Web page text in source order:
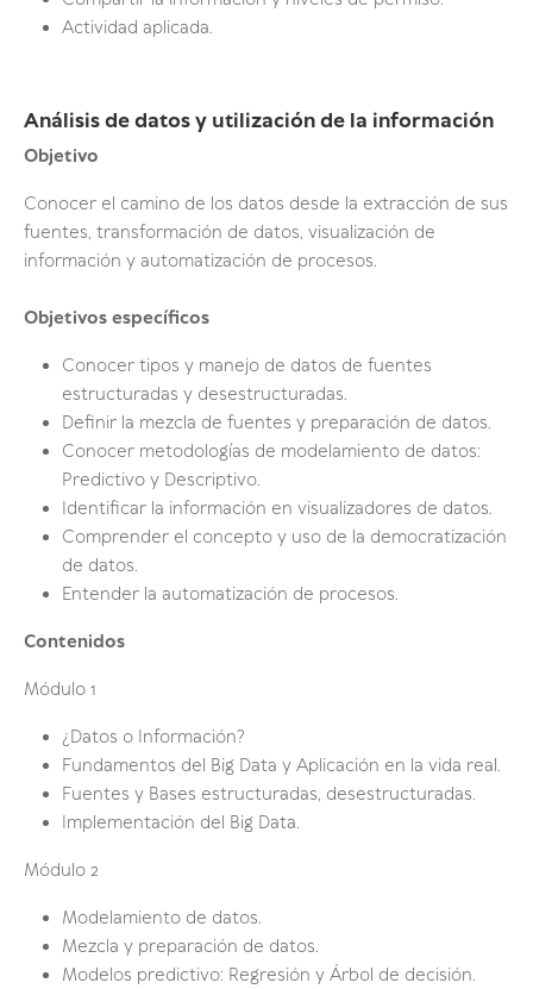
Actividad aplicada.
Análisis de datos y utilización de la información
Objetivo
Conocer el camino de los datos desde la extracción de sus
fuentes, transformación de datos, visualización de
información y automatización de procesos.
Objetivos específicos
Conocer tipos y manejo de datos de fuentes
estructuradas y desestructuradas.
Definir la mezcla de fuentes y preparación de datos.
Conocer metodologías de modelamiento de datos:
Predictivo y Descriptivo.
Identificar la información en visualizadores de datos.
Comprender el concepto y uso de la democratización
de datos.
Entender la automatización de procesos.
Contenidos
Módulo 1
¿Datos o Información?
Fundamentos del Big Data y Aplicación en la vida real.
Fuentes y Bases estructuradas, desestructuradas.
Implementación del Big Data.
Módulo 2
Modelamiento de datos.
Mezcla y preparación de datos.
Modelos predictivo: Regresión y Árbol de decisión.